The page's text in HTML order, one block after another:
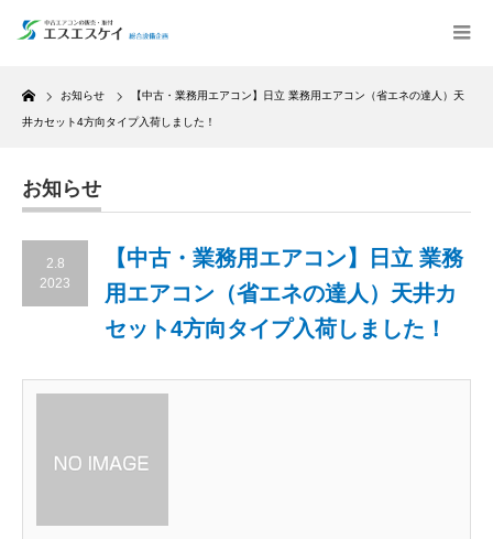
Home
お知らせ 【中古・業務用エアコン】日立 業務用エアコン（省エネの達人）天
井カセット4方向タイプ入荷しました！
お知らせ
2.8
2023
【中古・業務用エアコン】日立 業務
用エアコン（省エネの達人）天井カ
セット4方向タイプ入荷しました！